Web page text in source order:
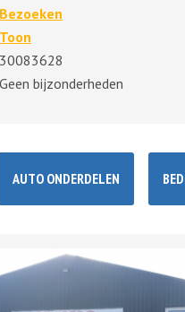
Bezoeken
Toon
30083628
Geen bijzonderheden
AUTO ONDERDELEN